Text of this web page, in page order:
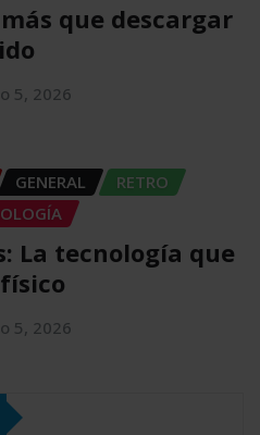
que descargar
5, 2026
GENERAL
RETRO
La tecnología que
5, 2026